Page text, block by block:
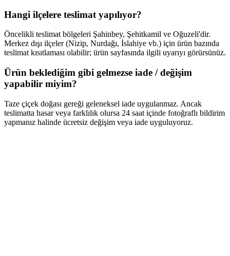
Hangi ilçelere teslimat yapılıyor?
Öncelikli teslimat bölgeleri Şahinbey, Şehitkamil ve Oğuzeli'dir.
Merkez dışı ilçeler (Nizip, Nurdağı, İslahiye vb.) için ürün bazında
teslimat kısıtlaması olabilir; ürün sayfasında ilgili uyarıyı görürsünüz.
Ürün beklediğim gibi gelmezse iade / değişim
yapabilir miyim?
Taze çiçek doğası gereği geleneksel iade uygulanmaz. Ancak
teslimatta hasar veya farklılık olursa 24 saat içinde fotoğraflı bildirim
yapmanız halinde ücretsiz değişim veya iade uyguluyoruz.